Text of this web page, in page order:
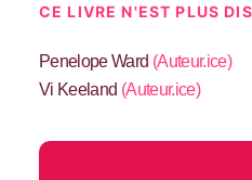
CE LIVRE N'EST PLUS
Penelope Ward (Auteur.ice)
Vi Keeland (Auteur.ice)